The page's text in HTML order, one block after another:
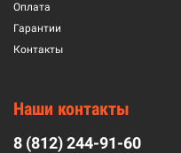
Оплата
Гарантии
Контакты
Наши контакты
8 (812) 244-91-60